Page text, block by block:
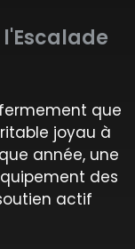
que
joyau à
année, une
des
actif